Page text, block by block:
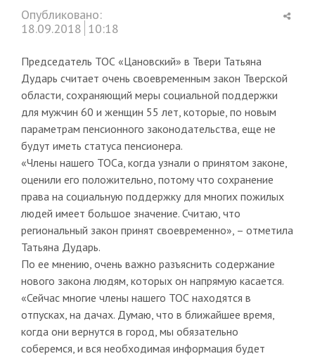
Опубликовано:
18.09.2018 10:18
Председатель ТОС «Цановский» в Твери Татьяна
Дударь считает очень своевременным закон Тверской
области, сохраняющий меры социальной поддержки
для мужчин 60 и женщин 55 лет, которые, по новым
параметрам пенсионного законодательства, еще не
будут иметь статуса пенсионера.
«Члены нашего ТОСа, когда узнали о принятом законе,
оценили его положительно, потому что сохранение
права на социальную поддержку для многих пожилых
людей имеет большое значение. Считаю, что
региональный закон принят своевременно», – отметила
Татьяна Дударь.
По ее мнению, очень важно разъяснить содержание
нового закона людям, которых он напрямую касается.
«Сейчас многие члены нашего ТОС находятся в
отпусках, на дачах. Думаю, что в ближайшее время,
когда они вернутся в город, мы обязательно
соберемся, и вся необходимая информация будет